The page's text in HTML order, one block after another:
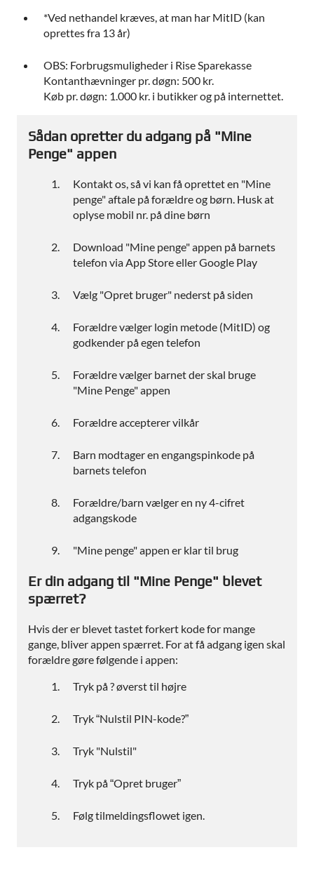
*Ved nethandel kræves, at man har MitID (kan
oprettes fra 13 år)
OBS: Forbrugsmuligheder i Rise Sparekasse
Kontanthævninger pr. døgn: 500 kr.
Køb pr. døgn: 1.000 kr. i butikker og på internettet.
Sådan opretter du adgang på "Mine
Penge" appen
Kontakt os, så vi kan få oprettet en "Mine
penge" aftale på forældre og børn. Husk at
oplyse mobil nr. på dine børn
Download "Mine penge" appen på barnets
telefon via App Store eller Google Play
Vælg "Opret bruger" nederst på siden
Forældre vælger login metode (MitID) og
godkender på egen telefon
Forældre vælger barnet der skal bruge
"Mine Penge" appen
Forældre accepterer vilkår
Barn modtager en engangspinkode på
barnets telefon
Forældre/barn vælger en ny 4-cifret
adgangskode
"Mine penge" appen er klar til brug
Er din adgang til "Mine Penge" blevet
spærret?
Hvis der er blevet tastet forkert kode for mange
gange, bliver appen spærret. For at få adgang igen skal
forældre gøre følgende i appen:
Tryk på ? øverst til højre
Tryk “Nulstil PIN-kode?”
Tryk "Nulstil"
Tryk på “Opret bruger”
Følg tilmeldingsflowet igen.